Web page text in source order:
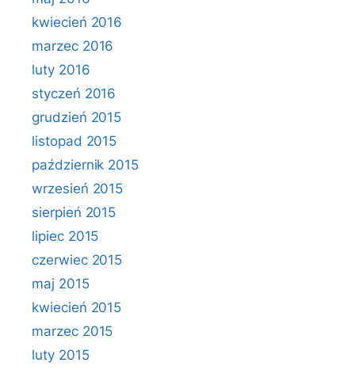
kwiecień 2016
marzec 2016
luty 2016
styczeń 2016
grudzień 2015
listopad 2015
październik 2015
wrzesień 2015
sierpień 2015
lipiec 2015
czerwiec 2015
maj 2015
kwiecień 2015
marzec 2015
luty 2015